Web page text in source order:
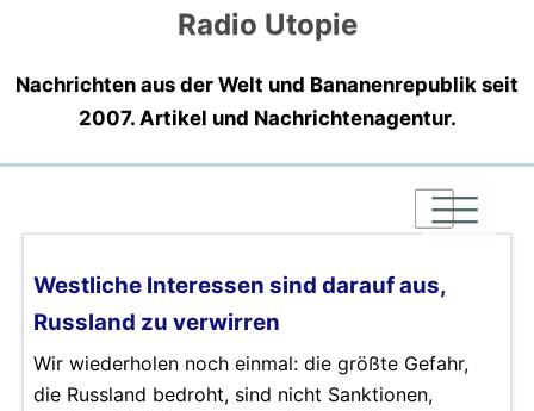
Radio Utopie
Nachrichten aus der Welt und Bananenrepublik seit
2007. Artikel und Nachrichtenagentur.
|
|
|
Westliche Interessen sind darauf aus,
Russland zu verwirren
Wir wiederholen noch einmal: die größte Gefahr,
die Russland bedroht, sind nicht Sanktionen,